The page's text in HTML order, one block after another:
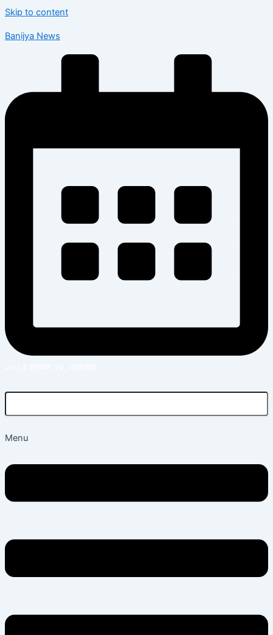
Skip to content
Banijya News
Menu